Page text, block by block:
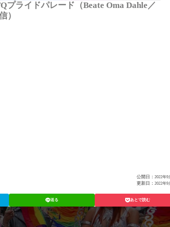
ライドパレード（Beate Oma Dahle／
）
公開日： 2022年9
更新日： 2022年9
送る あとで読む